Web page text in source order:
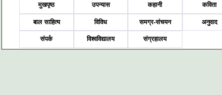
मुखपृष्ठ उपन्यास कहानी कविता
बाल साहित्य विविध समग्र-संचयन अनुवाद
संपर्क विश्वविद्यालय संग्रहालय